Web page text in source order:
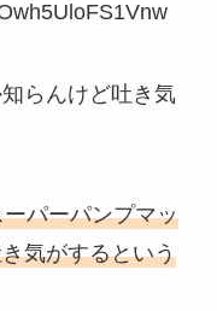
らんけど吐き気
ーパーパンプマッ
気がするという